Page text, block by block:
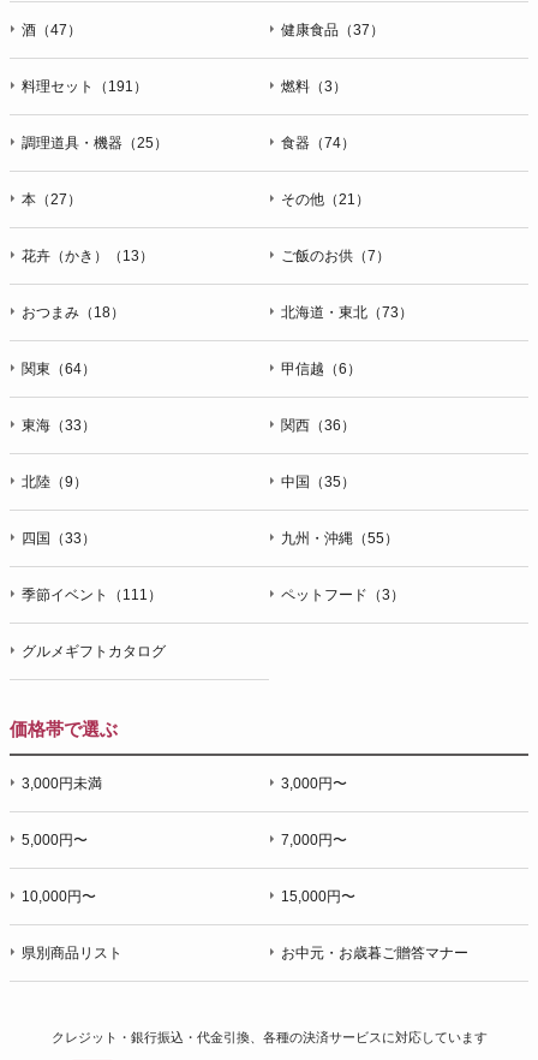
酒（47） 健康食品（37）
料理セット（191） 燃料（3）
調理道具・機器（25） 食器（74）
本（27） その他（21）
花卉（かき）（13） ご飯のお供（7）
おつまみ（18） 北海道・東北（73）
関東（64） 甲信越（6）
東海（33） 関西（36）
北陸（9） 中国（35）
四国（33） 九州・沖縄（55）
季節イベント（111） ペットフード（3）
グルメギフトカタログ
価格帯で選ぶ
3,000円未満 3,000円〜
5,000円〜 7,000円〜
10,000円〜 15,000円〜
県別商品リスト お中元・お歳暮ご贈答マナー
クレジット・銀行振込・代金引換、各種の決済サービスに対応しています